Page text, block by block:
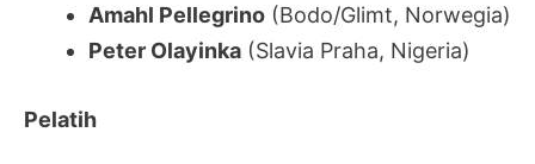
Amahl Pellegrino (Bodo/Glimt, Norwegia)
Peter Olayinka (Slavia Praha, Nigeria)
Pelatih